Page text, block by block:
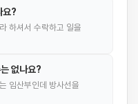
요?
하셔서 수락하고 일을
없나요?
임산부인데 방사선을